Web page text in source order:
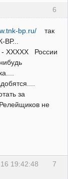
6
bp.ru/ так
- ХХХХХ России
за
не
7
19:42:48